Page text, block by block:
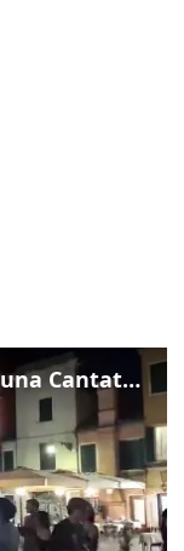
Venezia omaggia Guccini con una Cantata Anarchica in campo Santa Margherita